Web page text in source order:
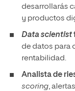
desarrollarás
y productos
Data scientist
de datos para
rentabilidad.
Analista de
scoring,